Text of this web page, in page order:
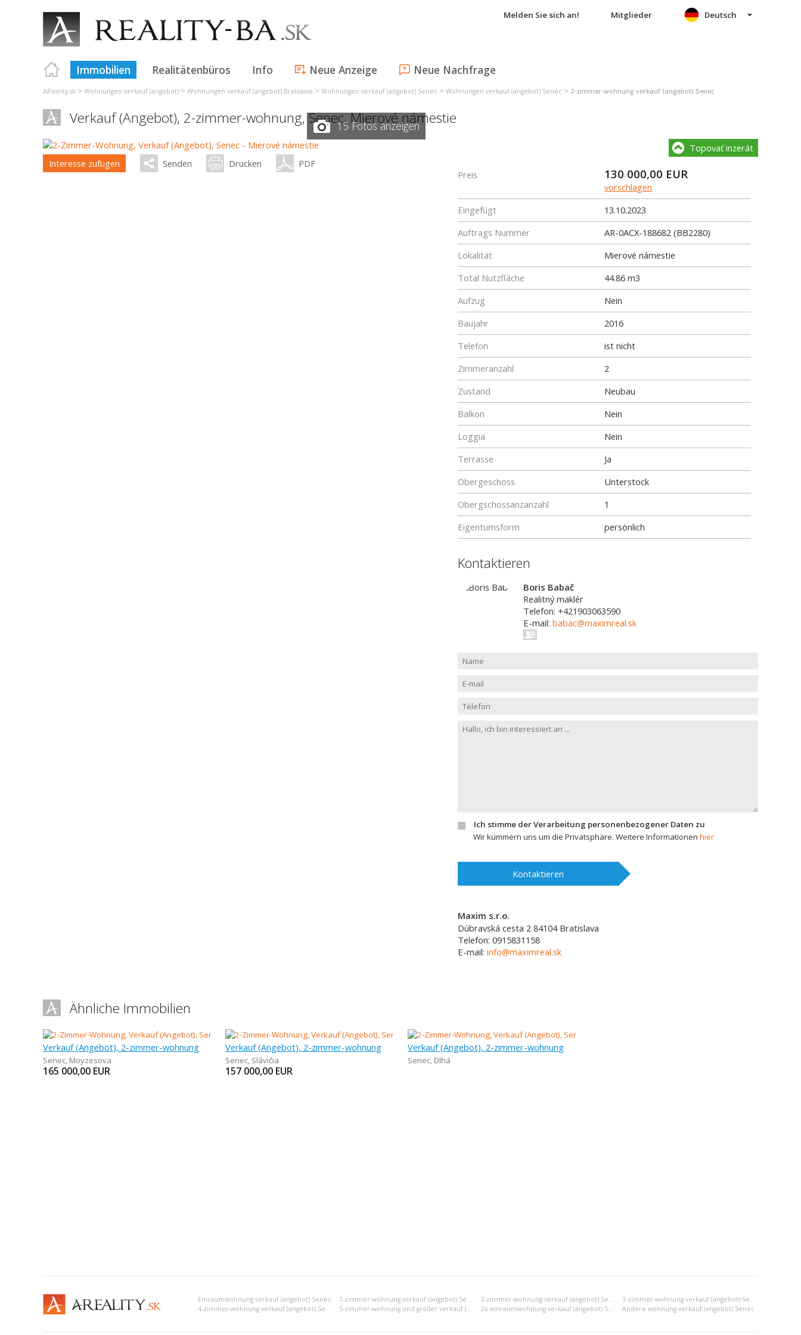
Melden Sie sich an! Mitglieder
Immobilien Realitätenbüros Info Neue Anzeige Neue Nachfrage
Deutsch
AReality.sk > Wohnungen verkauf (angebot) > Wohnungen verkauf (angebot) Bratislava > Wohnungen verkauf (angebot) Senec > Wohnungen verkauf (angebot) Senec > 2-zimmer-wohnung verkauf (angebot) Senec
Verkauf (Angebot), 2-zimmer-wohnung,Senec,Mierové námestie
15 Fotos anzeigen
Interesse zufügen Senden Drucken PDF
Topovať inzerát
Preis 130 000,00 EUR
vorschlagen
Eingefügt
13.10.2023
Auftrags Nummer
AR-0ACX-188682 (BB2280)
Lokalität
Mierové námestie
Total Nutzfläche
44.86 m3
Aufzug
Nein
Baujahr
2016
Telefon
ist nicht
Zimmeranzahl
2
Zustand
Neubau
Balkon
Nein
Loggia
Nein
Terrasse
Ja
Obergeschoss
Unterstock
Obergschossanzanzahl
1
Eigentumsform
persönlich
Kontaktieren
Boris Babač
Realitný maklér
Telefon: +421903063590
E-mail: babac@maximreal.sk
Ich stimme der Verarbeitung personenbezogener Daten zu
Wir kümmern uns um die Privatsphäre. Weitere Informationen hier
Kontaktieren
Maxim s.r.o.
Dúbravská cesta 2 84104 Bratislava
Telefon: 0915831158
E-mail: info@maximreal.sk
Ähnliche Immobilien
Verkauf (Angebot), 2-zimmer-wohnung
Senec, Moyzesova
165 000,00 EUR
Verkauf (Angebot), 2-zimmer-wohnung
Senec, Slávičia
157 000,00 EUR
Verkauf (Angebot), 2-zimmer-wohnung
Senec, Dlhá
Einraumwohnung verkauf (angebot) Senec 1-zimmer-wohnung verkauf (angebot) Senec 2-zimmer-wohnung verkauf (angebot) Senec
3-zimmer-wohnung verkauf (angebot) Senec
4-zimmer-wohnung verkauf (angebot) Senec
5-zimmer-wohnung und größer verkauf (angebot) Senec 2x einraumwohnung verkauf (angebot) Senec Andere wohnung verkauf (angebot) Senec